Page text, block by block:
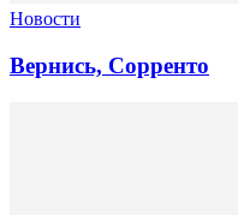
Новости
Вернись, Сорренто